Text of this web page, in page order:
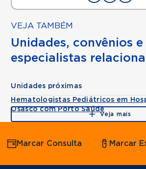
VEJA TAMBÉM
Unidades, convênios e
especialistas
Unidades próximas
Hematologistas Pediátricos em
Osasco com Porto Saúde
Veja mais
Marcar Consulta Marcar